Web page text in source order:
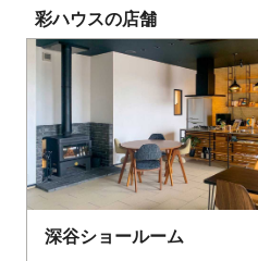
彩ハウスの店舗
深谷ショールーム